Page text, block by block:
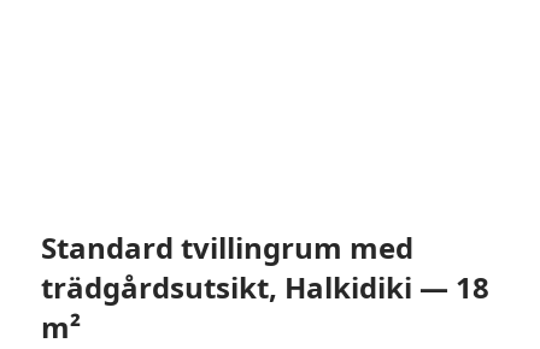
Standard tvillingrum med
trädgårdsutsikt, Halkidiki — 18
m²